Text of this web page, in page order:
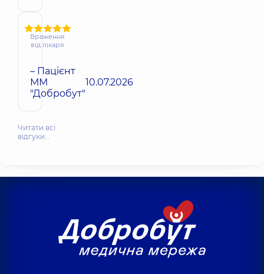
Враження
від лікаря
– Пацієнт
ММ
"Добробут"
10.07.2026
Читати всі
відгуки…